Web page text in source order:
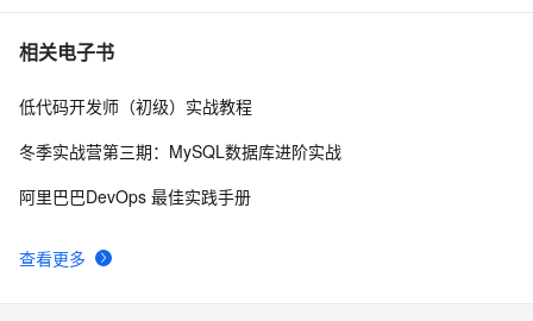
相关电子书
查看更多
低代码开发师（初级）实战教程
冬季实战营第三期：MySQL数据库进阶实战
阿里巴巴DevOps 最佳实践手册